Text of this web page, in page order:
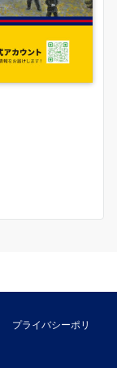
プライバシーポリ